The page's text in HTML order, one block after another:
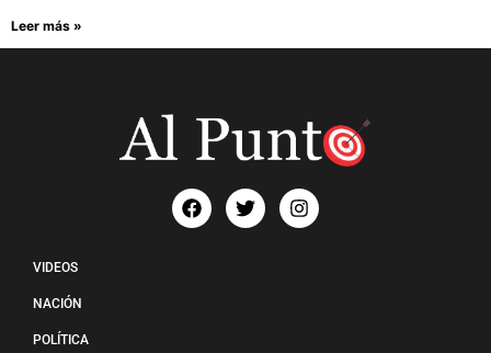
Leer más »
VIDEOS
NACIÓN
POLÍTICA